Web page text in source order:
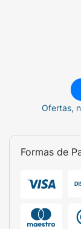
Ofertas,
Formas de